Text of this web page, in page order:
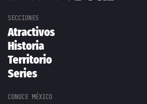
Atractivos
Historia
Territorio
Series